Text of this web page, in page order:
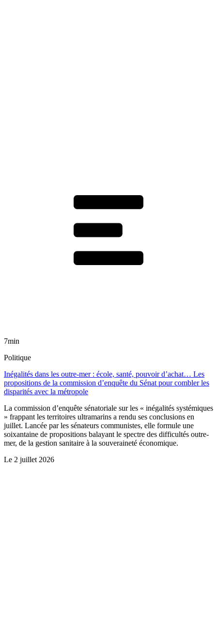
7min
Politique
Inégalités dans les outre-mer : école, santé, pouvoir d’achat… Les
propositions de la commission d’enquête du Sénat pour combler les
disparités avec la métropole
La commission d’enquête sénatoriale sur les « inégalités systémiques
» frappant les territoires ultramarins a rendu ses conclusions en
juillet. Lancée par les sénateurs communistes, elle formule une
soixantaine de propositions balayant le spectre des difficultés outre-
mer, de la gestion sanitaire à la souveraineté économique.
Le 2 juillet 2026